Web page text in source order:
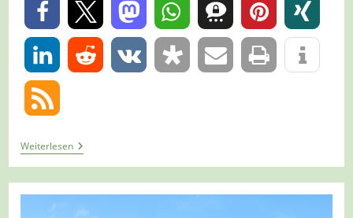
0
0
WeiterlesenTour
664
–
Oberhausen
–
Rund